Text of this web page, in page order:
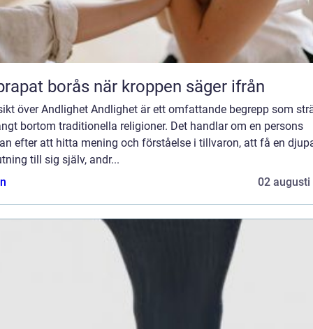
Naprapat borås när kroppen säger ifrån
över Andlighet Andlighet är ett omfattande begrepp som
bortom traditionella religioner. Det handlar om en persons
efter att hitta mening och förståelse i tillvaron, att få en
till sig själv, andr...
02 augusti